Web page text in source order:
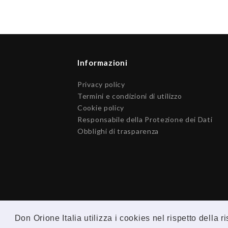
Don Orione Italia utilizza i cookies nel rispetto della
Informazioni
Privacy policy
Termini e condizioni di utilizzo
Cookie policy
Responsabile della Protezione dei Dati
Obblighi di trasparenza